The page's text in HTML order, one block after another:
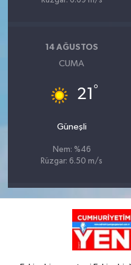
14 AĞUSTOS
CUMA
21 °
Güneşli
Nem: %46
Rüzgar: 6.50 m/s